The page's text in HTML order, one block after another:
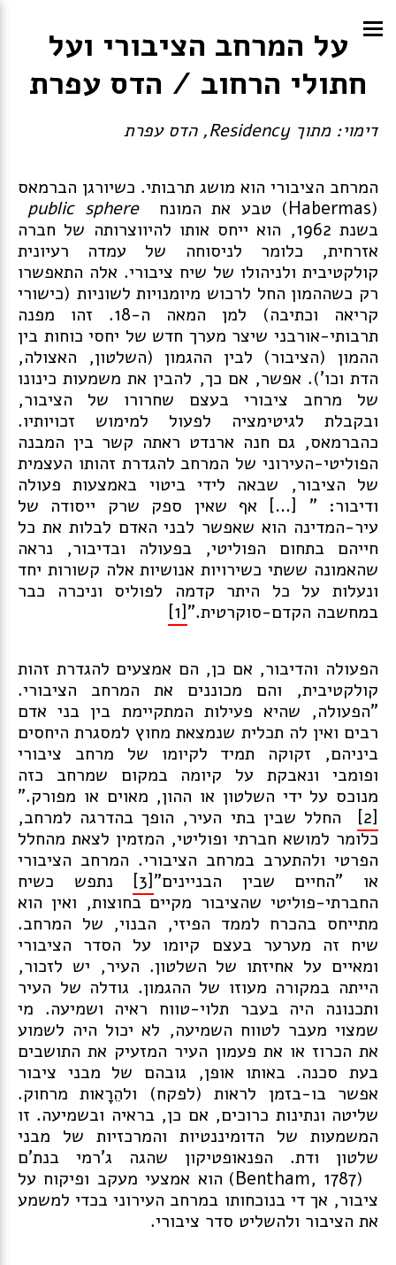
על המרחב הציבורי ועל
חתולי הרחוב / הדס עפרת
דימוי: מתוך Residency, הדס עפרת
המרחב הציבורי הוא מושג תרבותי. כשיורגן הברמאס
(Habermas) טבע את המונח
public sphere
בשנת 1962, הוא ייחס אותו להיווצרותה של חברה
אזרחית, כלומר לניסוחה של עמדה רעיונית
קולקטיבית ולניהולו של שיח ציבורי. אלה התאפשרו
רק כשההמון החל לרכוש מיומנויות לשוניות (כישורי
קריאה וכתיבה) למן המאה ה-18. זהו מפנה
תרבותי-אורבני שיצר מערך חדש של יחסי כוחות בין
ההמון (הציבור) לבין ההגמון (השלטון, האצולה,
הדת וכו'). אפשר, אם כך, להבין את משמעות כינונו
של מרחב ציבורי בעצם שחרורו של הציבור,
ובקבלת לגיטימציה לפעול למימוש זכויותיו.
כהברמאס, גם חנה ארנדט ראתה קשר בין המבנה
הפוליטי-העירוני של המרחב להגדרת זהותו העצמית
של הציבור, שבאה לידי ביטוי באמצעות פעולה
ודיבור: " […] אף שאין ספק שרק ייסודה של
עיר-המדינה הוא שאפשר לבני האדם לבלות את כל
חייהם בתחום הפוליטי, בפעולה ובדיבור, נראה
שהאמונה ששתי כשירויות אנושיות אלה קשורות יחד
ונעלות על כל היתר קדמה לפוליס וניכרה כבר
במחשבה הקדם-סוקרטית."[1]
הפעולה והדיבור, אם כן, הם אמצעים להגדרת זהות
קולקטיבית, והם מכוננים את המרחב הציבורי.
"הפעולה, שהיא פעילות המתקיימת בין בני אדם
רבים ואין לה תכלית שנמצאת מחוץ למסגרת היחסים
ביניהם, זקוקה תמיד לקיומו של מרחב ציבורי
ופומבי ונאבקת על קיומה במקום שמרחב כזה
מנוכס על ידי השלטון או ההון, מאוים או מפורק."
[2]
החלל שבין בתי העיר, הופך בהדרגה למרחב,
כלומר למושא חברתי ופוליטי, המזמין לצאת מהחלל
הפרטי ולהתערב במרחב הציבורי. המרחב הציבורי
או "החיים שבין הבניינים"[3]
נתפש כשיח
החברתי-פוליטי שהציבור מקיים בחוצות, ואין הוא
מתייחס בהכרח לממד הפיזי, הבנוי, של המרחב.
שיח זה מערער בעצם קיומו על הסדר הציבורי
ומאיים על אחיזתו של השלטון. העיר, יש לזכור,
הייתה במקורה מעוזו של ההגמון. גודלה של העיר
ותכנונה היה בעבר תלוי-טווח ראיה ושמיעה. מי
שמצוי מעבר לטווח השמיעה, לא יכול היה לשמוע
את הכרוז או את פעמון העיר המזעיק את התושבים
בעת סכנה. באותו אופן, גובהם של מבני ציבור
אפשר בו-בזמן לראות (לפקח) ולהֵרָאות מרחוק.
שליטה ונתינות כרוכים, אם כן, בראיה ובשמיעה. זו
המשמעות של הדומיננטיות והמרכזיות של מבני
שלטון ודת. הפנאופטיקון שהגה ג'רמי בנת'ם
(Bentham, 1787) הוא אמצעי מעקב ופיקוח על
ציבור, אך די בנוכחותו במרחב העירוני בכדי למשמע
את הציבור ולהשליט סדר ציבורי.